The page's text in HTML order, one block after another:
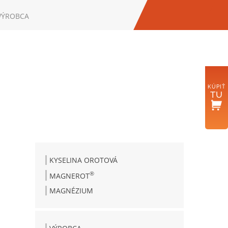
KÚPIŤ
TU
KYSELINA OROTOVÁ
MAGNEROT®
MAGNÉZIUM